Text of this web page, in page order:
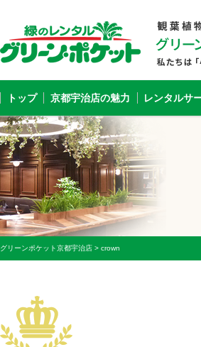
トップ 京都宇治店の魅力 レンタルサ
グリーンポケット京都宇治店 > crown